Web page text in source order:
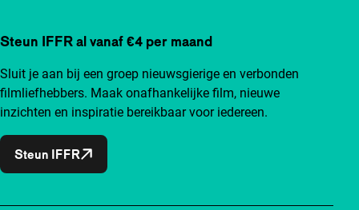
Steun IFFR al vanaf €4 per maand
Sluit je aan bij een groep nieuwsgierige en verbonden
filmliefhebbers. Maak onafhankelijke film, nieuwe
inzichten en inspiratie bereikbaar voor iedereen.
Steun IFFR